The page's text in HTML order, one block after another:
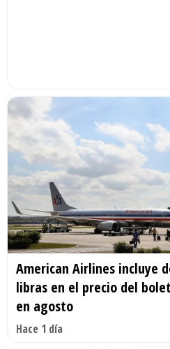
American Airlines incluye
libras en el precio del
en agosto
Hace 1 día